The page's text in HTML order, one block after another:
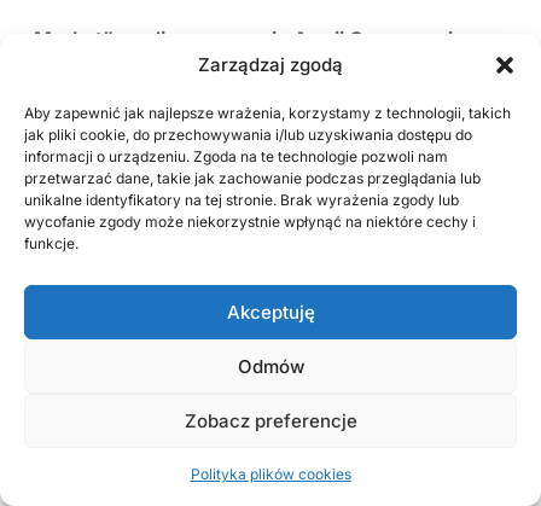
Zarządzaj zgodą
Aby zapewnić jak najlepsze wrażenia, korzystamy z technologii, takich
jak pliki cookie, do przechowywania i/lub uzyskiwania dostępu do
informacji o urządzeniu. Zgoda na te technologie pozwoli nam
przetwarzać dane, takie jak zachowanie podczas przeglądania lub
unikalne identyfikatory na tej stronie. Brak wyrażenia zgody lub
wycofanie zgody może niekorzystnie wpłynąć na niektóre cechy i
funkcje.
Akceptuję
Odmów
Zobacz preferencje
Polityka plików cookies
„Merkut”, czyli rozpoznanie Armii Czerwonej
rozpoznawczych po obu stronach Pilicy w latach
1943-1945 mamy dość mgliste pojęcie. Przeważają
nieliczne wspomnienia, że owszem były,
współpracowały z oddziałami Armii Ludowej (zob.
prace Ryszarda Nazarewicza) i wzmianki, skąpe
wspomnienia o spotkaniach i pomocy ze struktur
Armii Krajowej. Rzetelnej wiedzy, bo i dostępu
Wiemy też, że ich celem była robota dywersyjna